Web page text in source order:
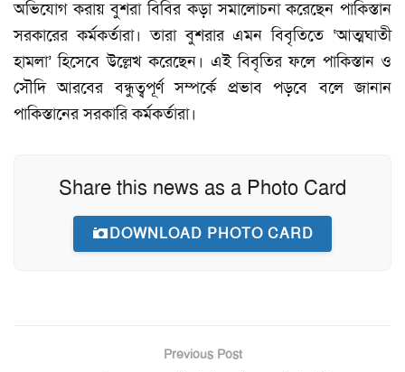
অভিযোগ করায় বুশরা বিবির কড়া সমালোচনা করেছেন পাকিস্তান
সরকারের কর্মকর্তারা। তারা বুশরার এমন বিবৃতিতে ‘আত্মঘাতী
হামলা’ হিসেবে উল্লেখ করেছেন। এই বিবৃতির ফলে পাকিস্তান ও
সৌদি আরবের বন্ধুত্বপূর্ণ সম্পর্কে প্রভাব পড়বে বলে জানান
পাকিস্তানের সরকারি কর্মকর্তারা।
Share this news as a Photo Card
DOWNLOAD PHOTO CARD
Previous Post